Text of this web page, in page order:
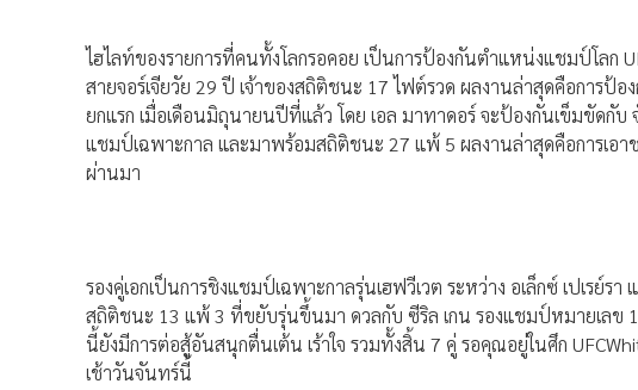
ไฮไลท์ของรายการที่คนทั้งโลกรอคอย เป็นการป้องกันตำแหน่งแชมป์โลก
สายจอร์เจียวัย 29 ปี เจ้าของสถิติชนะ 17 ไฟต์รวด ผลงานล่าสุดคือการป้
ยกแรก เมื่อเดือนมิถุนายนปีที่แล้ว โดย เอล มาทาดอร์ จะป้องกันเข็มขัดกั
แชมป์เฉพาะกาล และมาพร้อมสถิติชนะ 27 แพ้ 5 ผลงานล่าสุดคือการเอ
ผ่านมา
รองคู่เอกเป็นการชิงแชมป์เฉพาะกาลรุ่นเฮฟวีเวต ระหว่าง อเล็กซ์ เปเรย์
สถิติชนะ 13 แพ้ 3 ที่ขยับรุ่นขึ้นมา ดวลกับ ซีริล เกน รองแชมป์หมายเลข
นี้ยังมีการต่อสู้อันสนุกตื่นเต้น เร้าใจ รวมทั้งสิ้น 7 คู่ รอคุณอยู่ในศึก
เช้าวันจันทร์นี้